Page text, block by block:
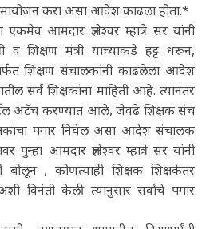
करा असा आदेश काढला होता.*
आमदार ज्ञानेश्वर म्हात्रे सर यांनी
व शिक्षण मंत्री यांच्याकडे हट्ट धरून,
शिक्षण संचालकांनी काढलेला आदेश
सर्व शिक्षकांना माहिती आहे. त्यानंतर
अटॅच करण्यात आले, जेवढे शिक्षक संच
पगार निघेल असा आदेश संचालक
पुन्हा आमदार ज्ञानेश्वर म्हात्रे सर यांनी
, कोणत्याही शिक्षक शिक्षकेतर
विनंती केली त्यानुसार सर्वांचे पगार